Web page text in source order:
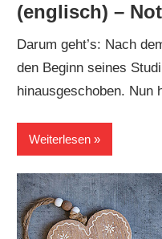
(englisch) –
Darum geht’s: Nach
den Beginn seines
hinausgeschoben. Nun
Weiterlesen